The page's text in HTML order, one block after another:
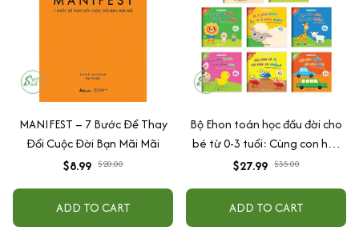
MANIFEST – 7 Bước Để Thay
Đổi Cuộc Đời Bạn Mãi Mãi
$8.99 $20.00
ADD TO CART
Bộ Ehon toán học đầu đời cho
bé từ 0-3 tuổi: Cùng con học
toán (song ngữ Việt Anh)
$27.99 $35.00
ADD TO CART